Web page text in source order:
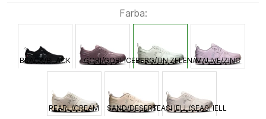
Farba:
BLACK/BLACK GOBI/GOBI ICEBERG/TIN ZELENÁMAUVE/ZINC
PEARL/CREAM SAND/DESERTSEASHELL/SEASHELL